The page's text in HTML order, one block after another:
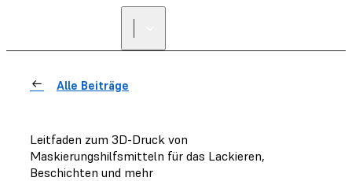
Alle Beiträge
Leitfaden zum 3D-Druck von
Maskierungshilfsmitteln für das Lackieren,
Beschichten und mehr